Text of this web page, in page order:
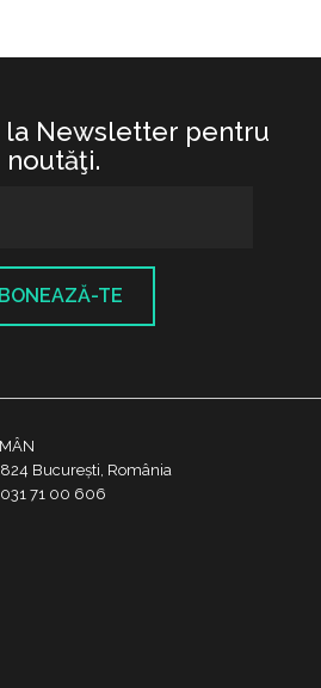
la Newsletter pentru
noutăţi.
TE
București, România
031 71 00 606